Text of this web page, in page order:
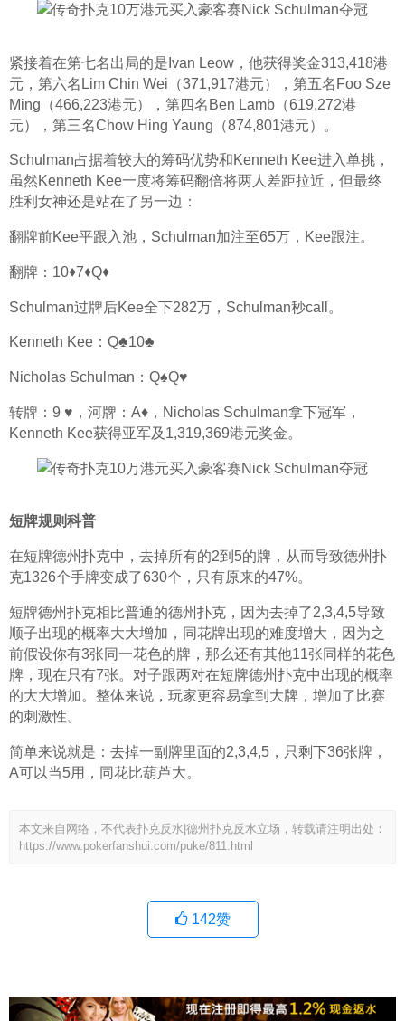
紧接着在第七名出局的是Ivan Leow，他获得奖金313,418港
元，第六名Lim Chin Wei（371,917港元），第五名Foo Sze
Ming（466,223港元），第四名Ben Lamb（619,272港
元），第三名Chow Hing Yaung（874,801港元）。
Schulman占据着较大的筹码优势和Kenneth Kee进入单挑，
虽然Kenneth Kee一度将筹码翻倍将两人差距拉近，但最终
胜利女神还是站在了另一边：
翻牌前Kee平跟入池，Schulman加注至65万，Kee跟注。
翻牌：10♦7♦Q♦
Schulman过牌后Kee全下282万，Schulman秒call。
Kenneth Kee：Q♣10♣
Nicholas Schulman：Q♠Q♥
转牌：9 ♥，河牌：A♦，Nicholas Schulman拿下冠军，
Kenneth Kee获得亚军及1,319,369港元奖金。
短牌规则科普
在短牌德州扑克中，去掉所有的2到5的牌，从而导致德州扑
克1326个手牌变成了630个，只有原来的47%。
短牌德州扑克相比普通的德州扑克，因为去掉了2,3,4,5导致
顺子出现的概率大大增加，同花牌出现的难度增大，因为之
前假设你有3张同一花色的牌，那么还有其他11张同样的花色
牌，现在只有7张。对子跟两对在短牌德州扑克中出现的概率
的大大增加。整体来说，玩家更容易拿到大牌，增加了比赛
的刺激性。
简单来说就是：去掉一副牌里面的2,3,4,5，只剩下36张牌，
A可以当5用，同花比葫芦大。
本文来自网络，不代表扑克反水|德州扑克反水立场，转载请注明出处：
https://www.pokerfanshui.com/puke/811.html
142赞